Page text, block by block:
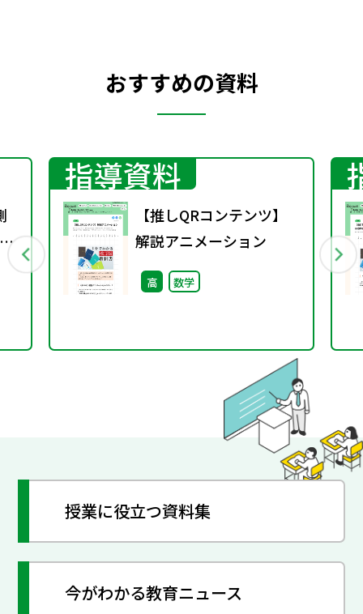
おすすめの資料
指導資料
【推しQRコンテンツ】
解説アニメーション
高 数学
授業に役立つ資料集
今がわかる教育ニュース